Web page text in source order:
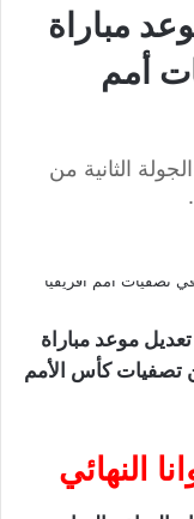
مباراة
أمم
الثانية من
موعد مباراة
تصفيات كأس الأمم
النهائي